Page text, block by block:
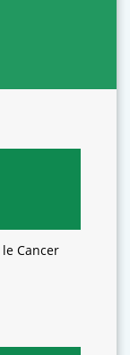
Cancer